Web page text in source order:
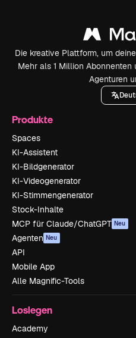
Die kreative Plattform, um
Mehr als 1 Million Abonnenten
Agenturen
Produkte
Spaces
KI-Assistent
KI-Bildgenerator
KI-Videogenerator
KI-Stimmengenerator
Stock-Inhalte
MCP für Claude/ChatGPT Neu
Agenten Neu
API
Mobile App
Alle Magnific-Tools
Loslegen
Academy